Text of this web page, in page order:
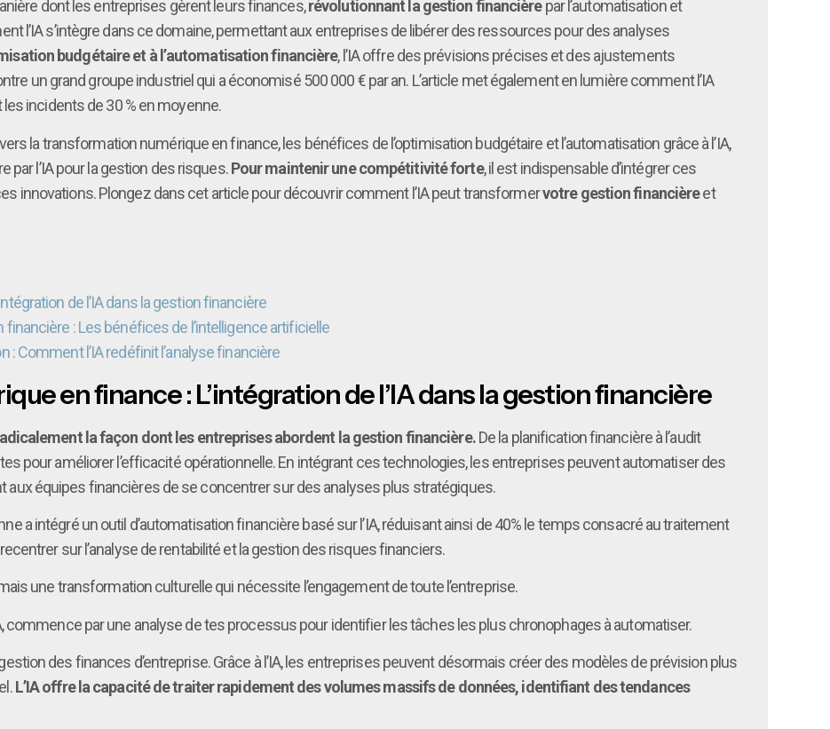
dont les entreprises gèrent leurs finances,révolutionnant la gestion financièrepar l’automatisation et
l’IA s’intègre dans ce domaine, permettant aux entreprises de libérer des ressources pour des analyses
budgétaire et à l’automatisation financière, l’IA offre des prévisions précises et des ajustements
un grand groupe industriel qui a économisé 500 000 € par an. L’article met également en lumière comment l’IA
incidents de 30 % en moyenne.
la transformation numérique en finance, les bénéfices de l’optimisation budgétaire et l’automatisation grâce à l’IA,
par l’IA pour la gestion des risques.Pour maintenir une compétitivité forte, il est indispensable d’intégrer ces
innovations. Plongez dans cet article pour découvrir comment l’IA peut transformervotre gestion financièreet
de l’IA dans la gestion financière
: Les bénéfices de l’intelligence artificielle
Comment l’IA redéfinit l’analyse financière
en finance : L’intégration de l’IA dans la gestion financière
la façon dont les entreprises abordent la gestion financière.De la planification financière à l’audit
pour améliorer l’efficacité opérationnelle. En intégrant ces technologies, les entreprises peuvent automatiser des
équipes financières de se concentrer sur des analyses plus stratégiques.
a intégré un outil d’automatisation financière basé sur l’IA, réduisant ainsi de 40% le temps consacré au traitement
sur l’analyse de rentabilité et la gestion des risques financiers.
une transformation culturelle qui nécessite l’engagement de toute l’entreprise.
commence par une analyse de tes processus pour identifier les tâches les plus chronophages à automatiser.
des finances d’entreprise. Grâce à l’IA, les entreprises peuvent désormais créer des modèles de prévision plus
L’IA offre la capacité de traiter rapidement des volumes massifs de données, identifiant des tendances